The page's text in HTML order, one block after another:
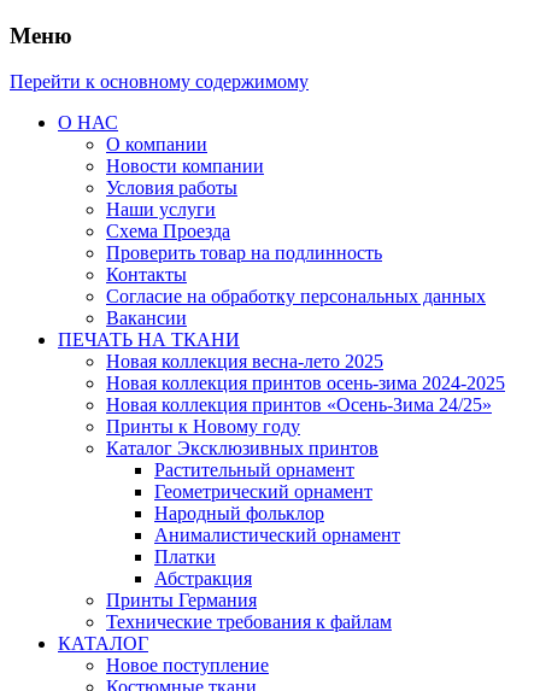
Меню
Перейти к основному содержимому
О НАС
О компании
Новости компании
Условия работы
Наши услуги
Схема Проезда
Проверить товар на подлинность
Контакты
Согласие на обработку персональных данных
Вакансии
ПЕЧАТЬ НА ТКАНИ
Новая коллекция весна-лето 2025
Новая коллекция принтов осень-зима 2024-2025
Новая коллекция принтов «Осень-Зима 24/25»
Принты к Новому году
Каталог Эксклюзивных принтов
Растительный орнамент
Геометрический орнамент
Народный фольклор
Анималистический орнамент
Платки
Абстракция
Принты Германия
Технические требования к файлам
КАТАЛОГ
Новое поступление